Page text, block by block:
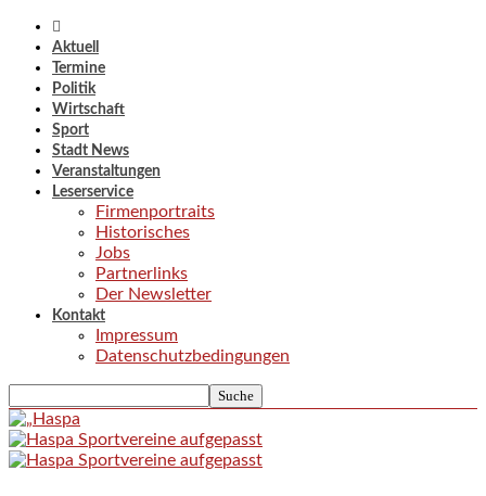
Aktuell
Termine
Politik
Wirtschaft
Sport
Stadt News
Veranstaltungen
Leserservice
Firmenportraits
Historisches
Jobs
Partnerlinks
Der Newsletter
Kontakt
Impressum
Datenschutzbedingungen